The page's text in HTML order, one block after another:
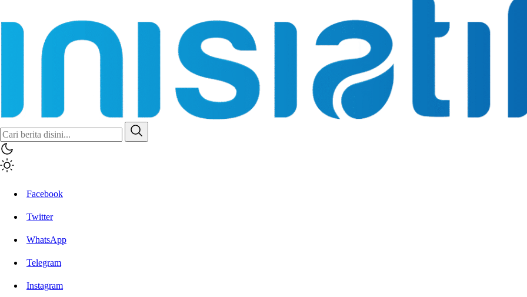
Inisiatif.co
Stay Connected Stay Informed
Facebook
Twitter
WhatsApp
Telegram
Instagram